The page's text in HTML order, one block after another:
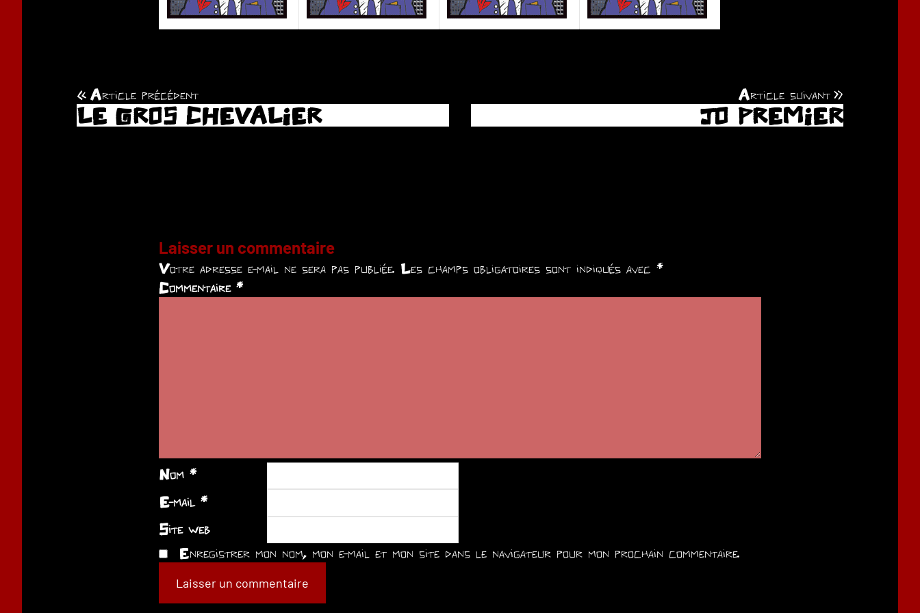
Navigation
de
Article précédent
LE GROS CHEVALIER
Article suivant
JO PREMIER
Laisser un commentaire
Votre adresse e-mail ne sera pas publiée. Les champs obligatoires sont indiqués avec *
Commentaire *
Nom *
E-mail *
Site web
Enregistrer mon nom, mon e-mail et mon site dans le navigateur pour mon prochain commentaire.